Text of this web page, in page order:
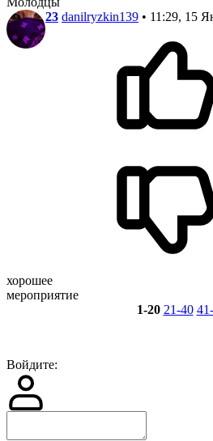
23 danilryzkin139 • 11:29, 15
хорошее
мероприятие
1-20 21-40
Войдите: